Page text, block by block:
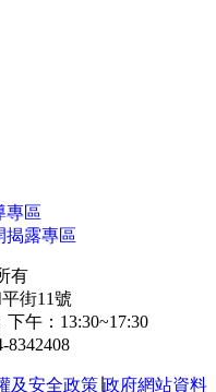
專區
揭露專區
有
街11號
下午：13:30~17:30
及安全政策 政府網站資料